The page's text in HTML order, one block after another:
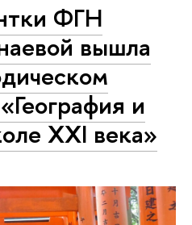
ФГН
вышла
и
XXI века»